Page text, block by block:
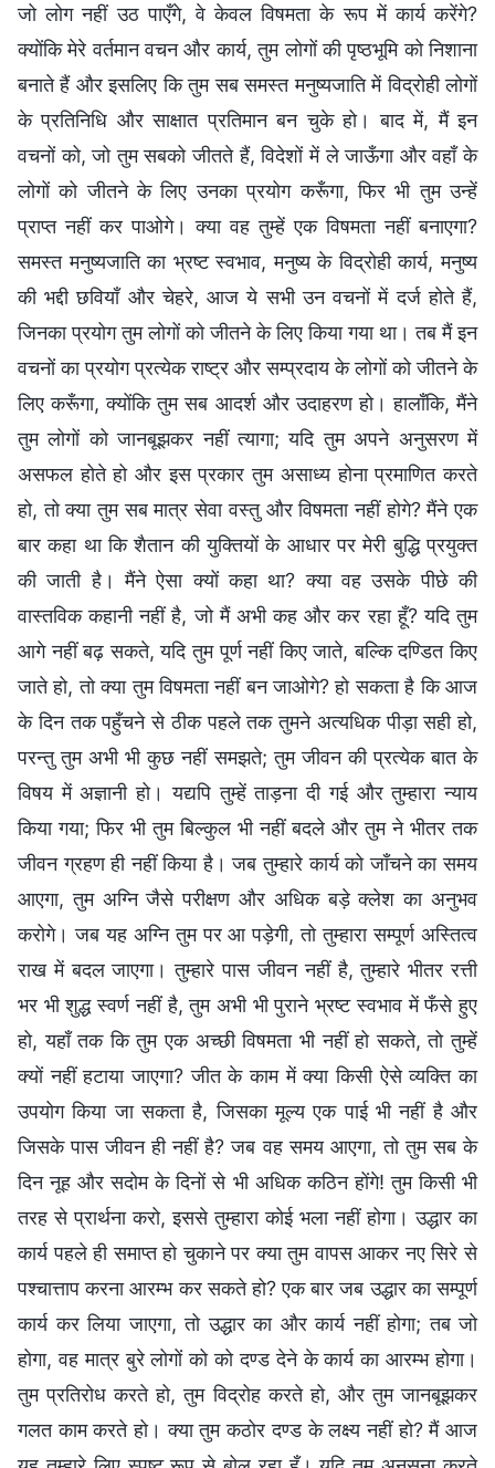
जो लोग नहीं उठ पाएँगे, वे केवल विषमता के रूप में कार्य करेंगे?
क्योंकि मेरे वर्तमान वचन और कार्य, तुम लोगों की पृष्ठभूमि को निशाना
बनाते हैं और इसलिए कि तुम सब समस्त मनुष्यजाति में विद्रोही लोगों
के प्रतिनिधि और साक्षात प्रतिमान बन चुके हो। बाद में, मैं इन
वचनों को, जो तुम सबको जीतते हैं, विदेशों में ले जाऊँगा और वहाँ के
लोगों को जीतने के लिए उनका प्रयोग करूँगा, फिर भी तुम उन्हें
प्राप्त नहीं कर पाओगे। क्या वह तुम्हें एक विषमता नहीं बनाएगा?
समस्त मनुष्यजाति का भ्रष्ट स्वभाव, मनुष्य के विद्रोही कार्य, मनुष्य
की भद्दी छवियाँ और चेहरे, आज ये सभी उन वचनों में दर्ज होते हैं,
जिनका प्रयोग तुम लोगों को जीतने के लिए किया गया था। तब मैं इन
वचनों का प्रयोग प्रत्येक राष्ट्र और सम्प्रदाय के लोगों को जीतने के
लिए करूँगा, क्योंकि तुम सब आदर्श और उदाहरण हो। हालाँकि, मैंने
तुम लोगों को जानबूझकर नहीं त्यागा; यदि तुम अपने अनुसरण में
असफल होते हो और इस प्रकार तुम असाध्य होना प्रमाणित करते
हो, तो क्या तुम सब मात्र सेवा वस्तु और विषमता नहीं होगे? मैंने एक
बार कहा था कि शैतान की युक्तियों के आधार पर मेरी बुद्धि प्रयुक्त
की जाती है। मैंने ऐसा क्यों कहा था? क्या वह उसके पीछे की
वास्तविक कहानी नहीं है, जो मैं अभी कह और कर रहा हूँ? यदि तुम
आगे नहीं बढ़ सकते, यदि तुम पूर्ण नहीं किए जाते, बल्कि दण्डित किए
जाते हो, तो क्या तुम विषमता नहीं बन जाओगे? हो सकता है कि आज
के दिन तक पहुँचने से ठीक पहले तक तुमने अत्यधिक पीड़ा सही हो,
परन्तु तुम अभी भी कुछ नहीं समझते; तुम जीवन की प्रत्येक बात के
विषय में अज्ञानी हो। यद्यपि तुम्हें ताड़ना दी गई और तुम्हारा न्याय
किया गया; फिर भी तुम बिल्कुल भी नहीं बदले और तुम ने भीतर तक
जीवन ग्रहण ही नहीं किया है। जब तुम्हारे कार्य को जाँचने का समय
आएगा, तुम अग्नि जैसे परीक्षण और अधिक बड़े क्लेश का अनुभव
करोगे। जब यह अग्नि तुम पर आ पड़ेगी, तो तुम्हारा सम्पूर्ण अस्तित्व
राख में बदल जाएगा। तुम्हारे पास जीवन नहीं है, तुम्हारे भीतर रत्ती
भर भी शुद्ध स्वर्ण नहीं है, तुम अभी भी पुराने भ्रष्ट स्वभाव में फँसे हुए
हो, यहाँ तक कि तुम एक अच्छी विषमता भी नहीं हो सकते, तो तुम्हें
क्यों नहीं हटाया जाएगा? जीत के काम में क्या किसी ऐसे व्यक्ति का
उपयोग किया जा सकता है, जिसका मूल्य एक पाई भी नहीं है और
जिसके पास जीवन ही नहीं है? जब वह समय आएगा, तो तुम सब के
दिन नूह और सदोम के दिनों से भी अधिक कठिन होंगे! तुम किसी भी
तरह से प्रार्थना करो, इससे तुम्हारा कोई भला नहीं होगा। उद्धार का
कार्य पहले ही समाप्त हो चुकाने पर क्या तुम वापस आकर नए सिरे से
पश्चात्ताप करना आरम्भ कर सकते हो? एक बार जब उद्धार का सम्पूर्ण
कार्य कर लिया जाएगा, तो उद्धार का और कार्य नहीं होगा; तब जो
होगा, वह मात्र बुरे लोगों को को दण्ड देने के कार्य का आरम्भ होगा।
तुम प्रतिरोध करते हो, तुम विद्रोह करते हो, और तुम जानबूझकर
गलत काम करते हो। क्या तुम कठोर दण्ड के लक्ष्य नहीं हो? मैं आज